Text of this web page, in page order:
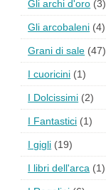
Gli archi d'oro (3)
Gli arcobaleni (4)
Grani di sale (47)
I cuoricini (1)
I Dolcissimi (2)
I Fantastici (1)
I gigli (19)
I libri dell'arca (1)